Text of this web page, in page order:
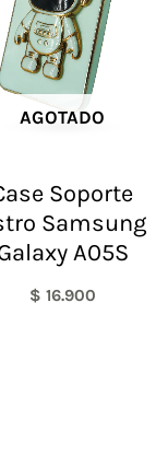
AGOTADO
Soporte
Samsung
A05S
$ 16.900